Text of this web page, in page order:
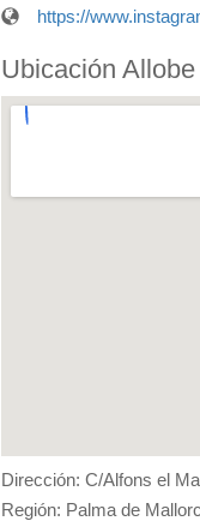
https://
Ubicación
Dirección: C/Alfons el
Región: Palma de